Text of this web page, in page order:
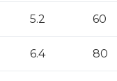
5.2 60
6.4 80